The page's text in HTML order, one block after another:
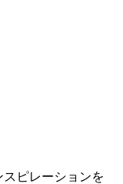
ピレーションを